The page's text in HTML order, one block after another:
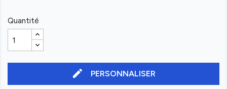
Quantité
edit PERSONNALISER